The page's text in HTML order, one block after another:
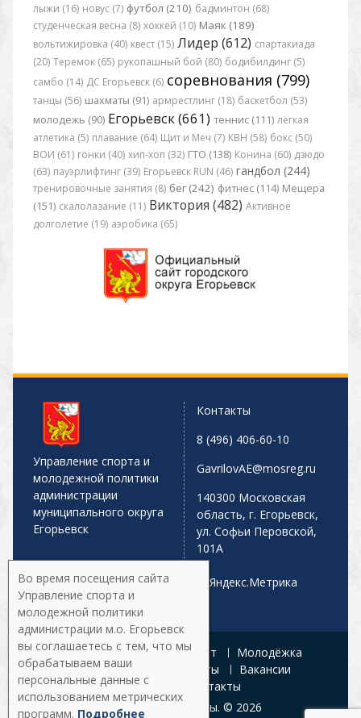
лыжи (16) новус (7) футбол (210) бадминтон (68)
студенческая весна (8) хоккей (10) Маяк (189)
вольтижировка (40) квест (15) Лидер (612) спартакиада
(20) Теремок (65) рукопашный бой (80) бодибилдинг (5)
самбо (14) ДС Егорьевск (6) соревнования (799)
танцы (56) шахматы (91) армрестлинг (18) баскетбол (53)
молодежь (90) Егорьевск (661) теннис (111) лёгкая
атлетика (5) плавание (64) Щит и Меч (7) КВН (58) бокс (50)
ВОИ (61) гонки (40) хип-хоп (32) ГТО (138) Конина (60) дзюдо
(63) пауэрлифтинг (39) Егорьевск RUN (46) гандбол (244)
тренировочные занятия (8) бег (242) фитнес (114) Мещера
(151) скалолазание (11) Виктория (482) Активное
долголетие (19) аэробика (65)
Управление спорта и
молодежной политики
администрации
муниципального округа
Егорьевск
Контакты
8 (496) 406-60-10
GavrilovAE@mosreg.ru
140300 Московская
область, г. Егорьевск,
ул. Софьи Перовской,
101А
Главная Афиша Спорт
Молодёжка
Управление
Документы
Вакансии
Галерея
Контакты
Все права защищены. © 2026
Во время посещения сайта
Управление спорта и
молодежной политики
администрации м.о. Егорьевск
вы соглашаетесь с тем, что мы
обрабатываем ваши
персональные данные с
использованием метрических
программ. Подробнее